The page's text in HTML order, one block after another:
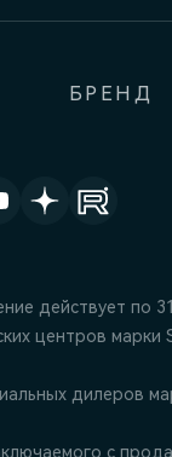
БРЕНД
действует по
центров марки
дилеров
с